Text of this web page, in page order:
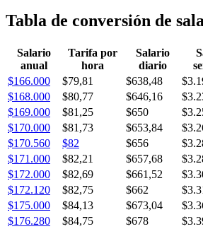
Tabla de conversión de
Salario
anual
Tarifa por
hora
Salario
diario
$166.000
$79,81 $638,48
$168.000
$80,77 $646,16
$169.000
$81,25 $650
$170.000
$81,73 $653,84
$170.560
$82 $656
$171.000
$82,21 $657,68
$172.000
$82,69 $661,52
$172.120
$82,75 $662
$175.000
$84,13 $673,04
$176.280
$84,75 $678